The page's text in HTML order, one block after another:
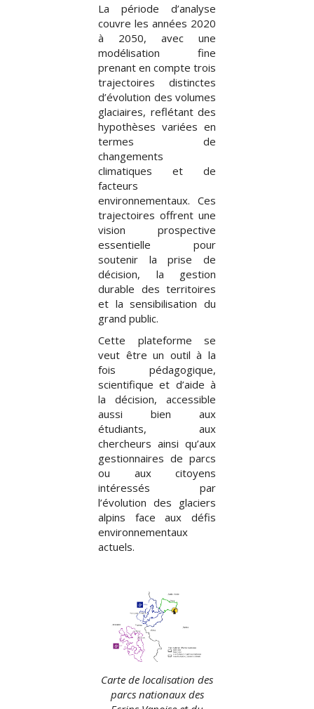
La période d’analyse
couvre les années 2020
à 2050, avec une
modélisation fine
prenant en compte trois
trajectoires distinctes
d’évolution des volumes
glaciaires, reflétant des
hypothèses variées en
termes de
changements
climatiques et de
facteurs
environnementaux. Ces
trajectoires offrent une
vision prospective
essentielle pour
soutenir la prise de
décision, la gestion
durable des territoires
et la sensibilisation du
grand public.
Cette plateforme se
veut être un outil à la
fois pédagogique,
scientifique et d’aide à
la décision, accessible
aussi bien aux
étudiants, aux
chercheurs ainsi qu’aux
gestionnaires de parcs
ou aux citoyens
intéressés par
l’évolution des glaciers
alpins face aux défis
environnementaux
actuels.
Carte de localisation des
parcs nationaux des